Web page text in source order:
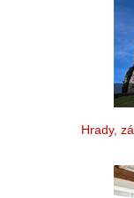
Hrady,